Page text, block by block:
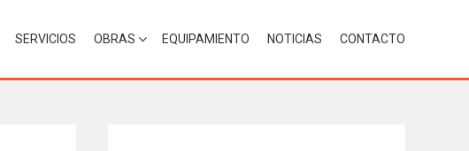
SERVICIOS OBRAS EQUIPAMIENTO NOTICIAS CONTACTO